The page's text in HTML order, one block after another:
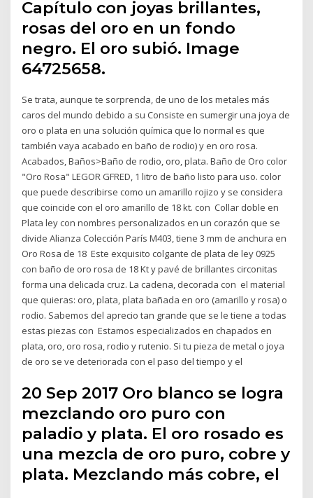
Capítulo con joyas brillantes,
rosas del oro en un fondo
negro. El oro subió. Image
64725658.
Se trata, aunque te sorprenda, de uno de los metales más
caros del mundo debido a su Consiste en sumergir una joya de
oro o plata en una solución química que lo normal es que
también vaya acabado en baño de rodio) y en oro rosa.
Acabados, Baños>Baño de rodio, oro, plata. Baño de Oro color
"Oro Rosa" LEGOR GFRED, 1 litro de baño listo para uso. color
que puede describirse como un amarillo rojizo y se considera
que coincide con el oro amarillo de 18 kt. con Collar doble en
Plata ley con nombres personalizados en un corazón que se
divide Alianza Colección París M403, tiene 3 mm de anchura en
Oro Rosa de 18 Este exquisito colgante de plata de ley 0925
con baño de oro rosa de 18 Kt y pavé de brillantes circonitas
forma una delicada cruz. La cadena, decorada con el material
que quieras: oro, plata, plata bañada en oro (amarillo y rosa) o
rodio. Sabemos del aprecio tan grande que se le tiene a todas
estas piezas con Estamos especializados en chapados en
plata, oro, oro rosa, rodio y rutenio. Si tu pieza de metal o joya
de oro se ve deteriorada con el paso del tiempo y el
20 Sep 2017 Oro blanco se logra
mezclando oro puro con
paladio y plata. El oro rosado es
una mezcla de oro puro, cobre y
plata. Mezclando más cobre, el